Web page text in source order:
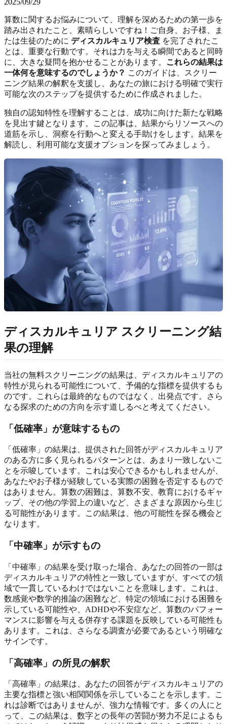
算数に関するお悩みについて、理解を深めるための第一歩を
踏み出されたこと、素晴らしいですね！ご自身、お子様、ま
たは生徒のために ディスカルキュリア検査 を完了されたこ
とは、重要な行動です。それは力を与える瞬間であると同時
に、大きな疑問を抱かせることがあります。
これらの結果は
一体何を意味するのでしょうか？ このガイドは、スクリー
ニング結果の解釈を支援し、あなたの旅における明確で実行
可能な次のステップを提供するために作成されました。
独自の認知特性を理解することは、成功に向けた新たな戦略
を見出す鍵となります。この記事は、結果からリソースへの
道筋を示し、洞察を行動へと変える手助けをします。結果を
解読し、利用可能な支援オプションを探ってみましょう。
ディスカルキュリア スクリーニング結
果の理解
当社の無料スクリーニングの結果は、ディスカルキュリアの
特性が見られる可能性について、予備的な指標を提供するも
のです。これらは最終的なものではなく、出発点です。さら
なる探求のための方向を示す道しるべと考えてください。
「低確率」が意味するもの
「低確率」の結果は、提供された回答がディスカルキュリア
のある方に多く見られるパターンとは、あまり一致しないこ
とを示唆しています。これは安心できるかもしれませんが、
あなたやお子様が経験している実際の困難を否定するもので
はありません。算数の困難は、算数不安、教育におけるギャ
ップ、その他の学習上の違いなど、さまざまな原因から生じ
る可能性があります。この結果は、他の可能性を探る機会と
なります。
「中確率」が示すもの
「中確率」の結果を受け取った場合、あなたの回答の一部は
ディスカルキュリアの特性と一致していますが、すべての領
域で一貫しているわけではないことを意味します。これは、
数感覚や数学的推論の困難など、特定の領域における困難を
示している可能性や、ADHDや不安症など、算数のパフォー
マンスに影響を与える併存する課題を反映している可能性も
あります。これは、さらなる調査が必要であるという明確な
サインです。
「高確率」の所見の解釈
「高確率」の結果は、あなたの回答がディスカルキュリアの
主要な指標と強い相関関係を示していることを示します。こ
れは診断ではありませんが、強力な情報です。多くの人にと
って、この結果は、数字との長年の苦闘が努力不足によるも